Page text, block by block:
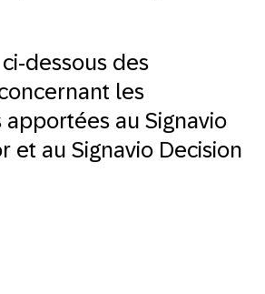
dessous des
les
apportées au Signavio
et au Signavio Decision